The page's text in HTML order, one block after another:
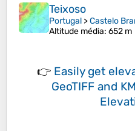
Teixoso
Portugal >Castelo
Altitude média: 652 m
👉 Easily get
GeoTIFF and